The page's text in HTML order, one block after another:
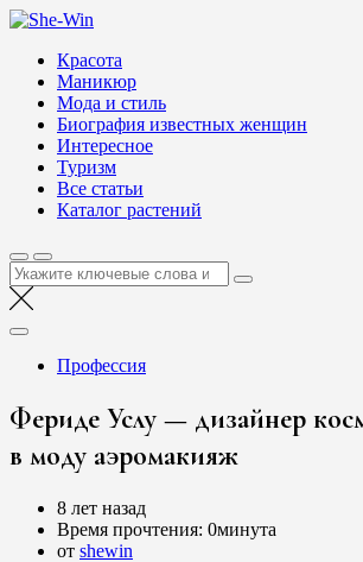
Перейти
содержимому
Блог о женской красоте и здоровье
Красота
Маникюр
Мода и стиль
Биография известных женщин
Интересное
Туризм
Все статьи
Каталог растений
Найти:
Профессия
Фериде Услу — дизайнер
в моду аэромакияж
8 лет назад
Время прочтения: 0минута
от shewin